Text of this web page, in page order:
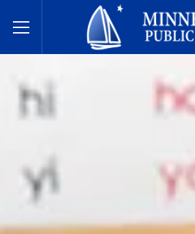
Toggle Menu
Écoles publiques de